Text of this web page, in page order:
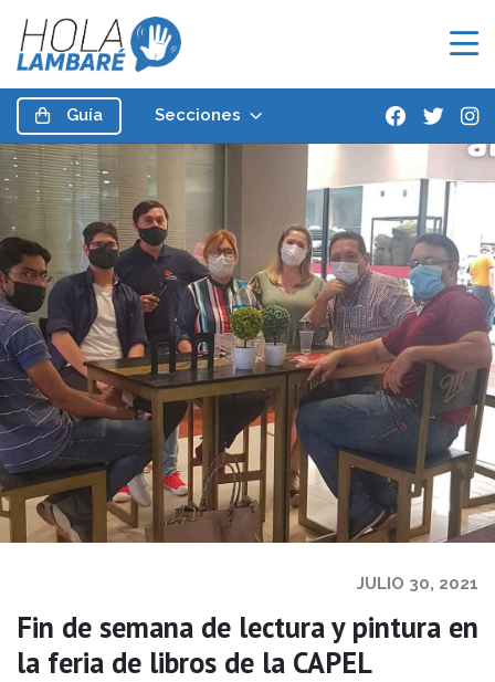
Guía Secciones
JULIO 30, 2021
Fin de semana de lectura y pintura en
la feria de libros de la CAPEL